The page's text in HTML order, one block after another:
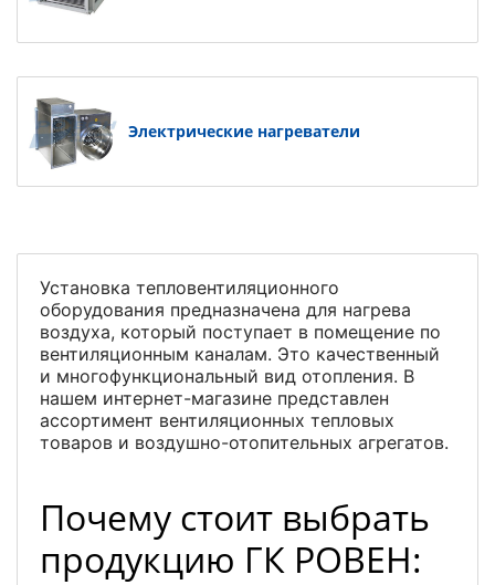
Электрические нагреватели
Установка тепловентиляционного
оборудования предназначена для нагрева
воздуха, который поступает в помещение по
вентиляционным каналам. Это качественный
и многофункциональный вид отопления. В
нашем интернет-магазине представлен
ассортимент вентиляционных тепловых
товаров и воздушно-отопительных агрегатов.
Почему стоит выбрать
продукцию ГК РОВЕН: